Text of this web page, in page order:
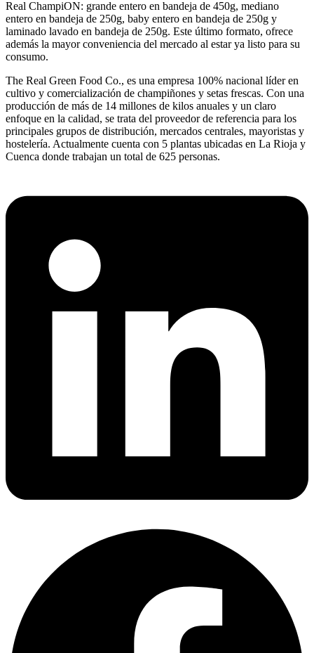
Real ChampiON: grande entero en bandeja de 450g, mediano
entero en bandeja de 250g, baby entero en bandeja de 250g y
laminado lavado en bandeja de 250g. Este último formato, ofrece
además la mayor conveniencia del mercado al estar ya listo para su
consumo.
The Real Green Food Co., es una empresa 100% nacional líder en
cultivo y comercialización de champiñones y setas frescas. Con una
producción de más de 14 millones de kilos anuales y un claro
enfoque en la calidad, se trata del proveedor de referencia para los
principales grupos de distribución, mercados centrales, mayoristas y
hostelería. Actualmente cuenta con 5 plantas ubicadas en La Rioja y
Cuenca donde trabajan un total de 625 personas.